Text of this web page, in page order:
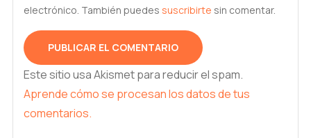
electrónico. También puedes suscribirte sin comentar.
Este sitio usa Akismet para reducir el spam.
Aprende cómo se procesan los datos de tus
comentarios.